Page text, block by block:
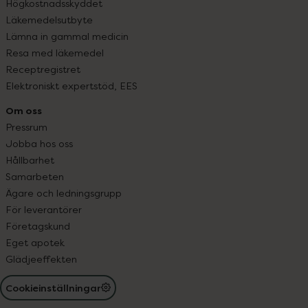
Högkostnadsskyddet
Läkemedelsutbyte
Lämna in gammal medicin
Resa med läkemedel
Receptregistret
Elektroniskt expertstöd, EES
Om oss
Pressrum
Jobba hos oss
Hållbarhet
Samarbeten
Ägare och ledningsgrupp
För leverantörer
Företagskund
Eget apotek
Glädjeeffekten
Cookieinställningar